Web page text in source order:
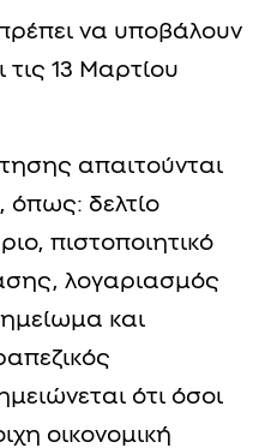
να υποβάλουν
τις 13 Μαρτίου
απαιτούνται
όπως: δελτίο
πιστοποιητικό
λογαριασμός
και
ότι όσοι
οικονομική